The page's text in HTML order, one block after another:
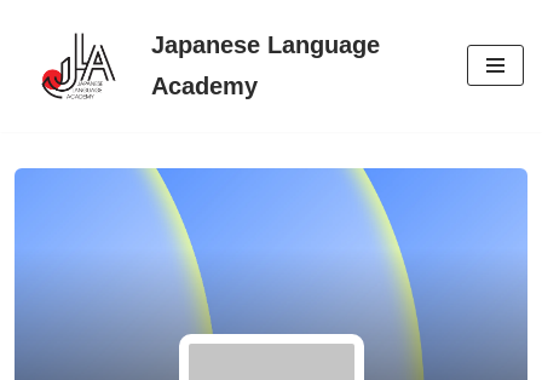
Skip
Japanese Language
Academy